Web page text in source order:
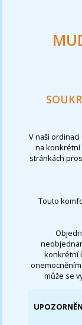
V naší
na konkrétní
stránkách
Touto
konkrétní
může se